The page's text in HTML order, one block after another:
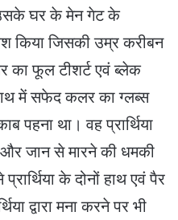
उसके घर के मेन गेट के
किया जिसकी उम्र करीबन
का फूल टीशर्ट एवं ब्लेक
में सफेद कलर का ग्लब्स
पहना था। वह प्रार्थिया
जान से मारने की धमकी
के दोनों हाथ एवं पैर
द्वारा मना करने पर भी